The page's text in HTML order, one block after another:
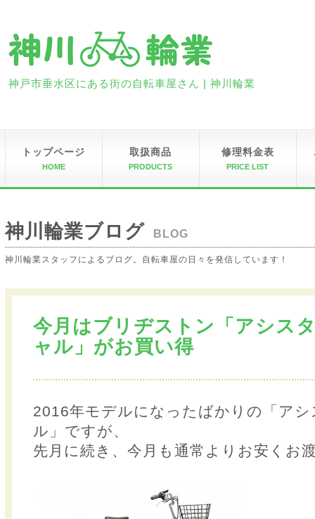
神戸市垂水区にある街の自転車屋さん | 神川輪業
トップページ
HOME
取扱商品
PRODUCTS
修理料金表
PRICE LIST
神川輪業ブログ BLOG
神川輪業スタッフによるブログ。自転車屋の日々を発信しています！
今月はブリヂストン「アシス
ャル」がお買い得
2016年モデルになったばかりの「ア
ル」ですが、
先月に続き、今月も通常よりお安くお